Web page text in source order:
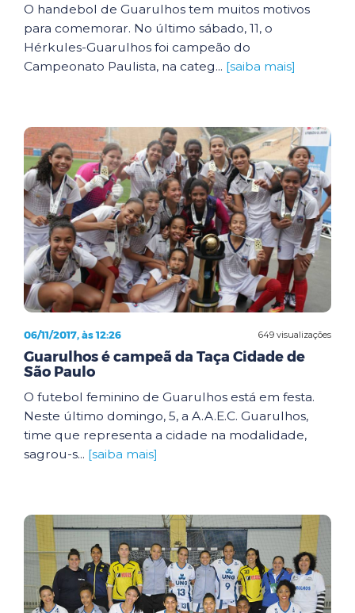
O handebol de Guarulhos tem muitos motivos
para comemorar. No último sábado, 11, o
Hérkules-Guarulhos foi campeão do
Campeonato Paulista, na categ... [saiba mais]
649 visualizações
06/11/2017, às 12:26
Guarulhos é campeã da Taça Cidade de
São Paulo
O futebol feminino de Guarulhos está em festa.
Neste último domingo, 5, a A.A.E.C. Guarulhos,
time que representa a cidade na modalidade,
sagrou-s... [saiba mais]